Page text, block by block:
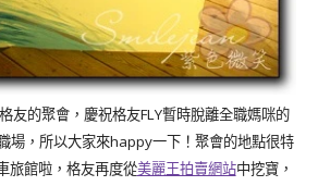
格友的聚會，慶祝格友FLY暫時脫離全職媽咪的
場，所以大家來happy一下！聚會的地點很特
旅館啦， 格友再度從美麗王拍賣網站中挖寶，